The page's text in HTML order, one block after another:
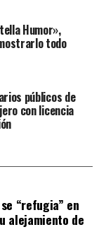
de
nuevo
República
saneamiento
particular,
obtener su
Cárcamo.
de la
que cumplía
y
el Conservador
rechazada.
Humor»,
todo
públicos de
con licencia
se “refugia” en
alejamiento de